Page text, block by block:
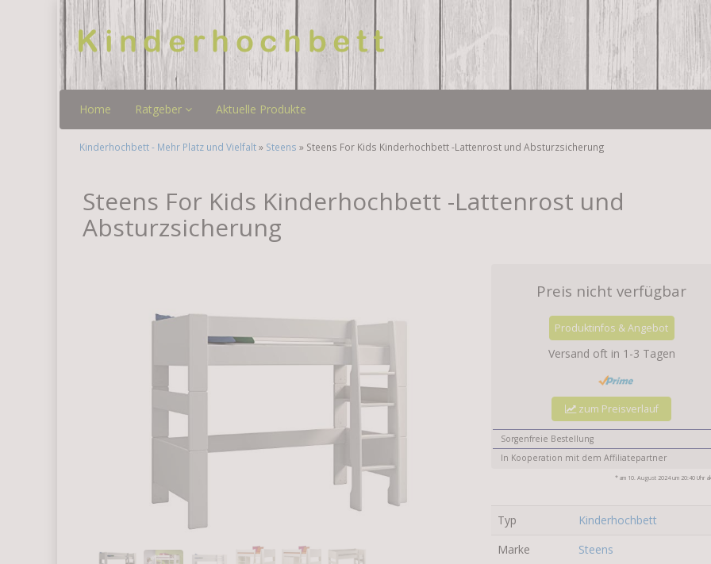
Home Ratgeber Aktuelle Produkte
Kinderhochbett - Mehr Platz und Vielfalt» Steens » Steens For Kids Kinderhochbett -Lattenrost und Absturzsicherung
Steens For Kids Kinderhochbett -Lattenrost und
Absturzsicherung
Preis nicht verfügbar
Produktinfos & Angebot
Versand oft in 1-3 Tagen
zum Preisverlauf
Sorgenfreie Bestellung
In Kooperation mit dem Affiliatepartner
* am 10. August 2024 um 20:40 Uhr
Typ
Kinderhochbett
Marke
Steens